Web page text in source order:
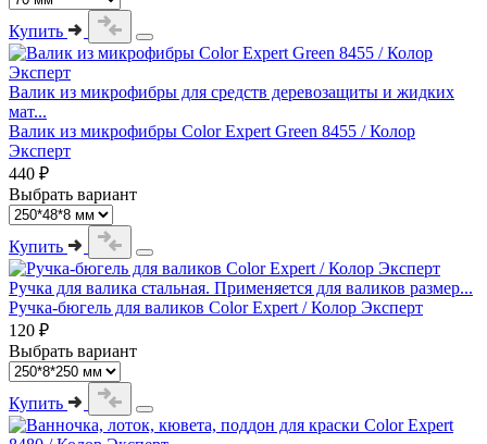
Купить
Валик из микрофибры для средств деревозащиты и жидких
мат...
Валик из микрофибры Color Expert Green 8455 / Колор
Эксперт
440 ₽
Выбрать вариант
Купить
Ручка для валика стальная. Применяется для валиков размер...
Ручка-бюгель для валиков Color Expert / Колор Эксперт
120 ₽
Выбрать вариант
Купить